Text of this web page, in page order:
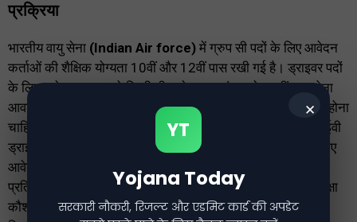
प्रक्रिया
भारतीय वायु सेना (Indian Air force) में ग्रुप सी पदों के लिए आवेदन
कर्ताओं की शैक्षिक योग्यता 10वीं और 12वीं पास रखी गई है। ड्राइवर पदों
के लिए आवेदन करता को किसी भी वाले प्राप्त संस्था से दसवीं पास होना
आवश्यक है जबकि हिंदी टाइपिस्ट और एलडीसी पदों के लिए 12वीं पास होना
चाहिए। ड्राइवर पद के लिए आवेदन करता के पास एलएमवी और एचआईवी
ड्राइविंग लाइसेंस होना चाहिए। एलडीसी और हिंदी टाइपईस्ट पदों के लिए
आवेदन करता को अंग्रेजी में 35 शब्द प्रति मिनट और हिंदी में 30 शब्द
प्रति मिनट की टाइपिंग गति होनी चाहिए। ईद पदों पर चार लिखित परीक्षा
कौशल प्रशिक्षण दस्तावेज स्थापना और चिकित्सा परीक्षण के आधार पर
✕
YT
Yojana Today
सरकारी नौकरी, रिजल्ट और एडमिट कार्ड की अपडेट